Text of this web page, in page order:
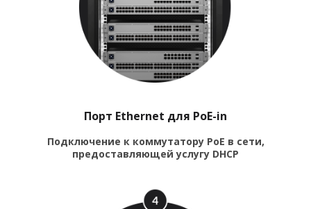
Порт Ethernet для PoE-in
Подключение к коммутатору PoE в сети,
предоставляющей услугу DHCP